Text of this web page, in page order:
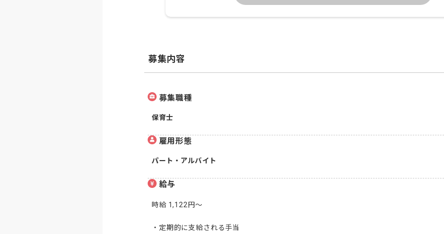
募集内容
募集職種
保育士
雇用形態
パート・アルバイト
給与
時給 1,122円～
・定期的に支給される手当